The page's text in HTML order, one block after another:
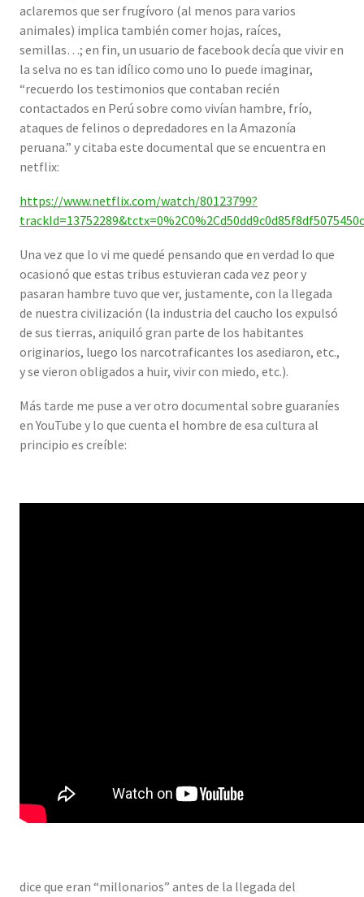
aclaremos que ser frugívoro (al menos para varios
animales) implica también comer hojas, raíces,
semillas…; en fin, un usuario de facebook decía que vivir en
la selva no es tan idílico como uno lo puede imaginar,
“recuerdo los testimonios que contaban recién
contactados en Perú sobre como vivían hambre, frío,
ataques de felinos o depredadores en la Amazonía
peruana.” y citaba este documental que se encuentra en
netflix:
https://www.netflix.com/watch/80123799?
Una vez que lo vi me quedé pensando que en verdad lo que
ocasionó que estas tribus estuvieran cada vez peor y
pasaran hambre tuvo que ver, justamente, con la llegada
de nuestra civilización (la industria del caucho los expulsó
de sus tierras, aniquiló gran parte de los habitantes
originarios, luego los narcotraficantes los asediaron, etc.,
y se vieron obligados a huir, vivir con miedo, etc.).
Más tarde me puse a ver otro documental sobre guaraníes
en YouTube y lo que cuenta el hombre de esa cultura al
principio es creíble:
dice que eran “millonarios” antes de la llegada del